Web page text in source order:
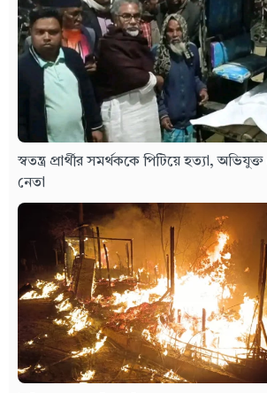
স্বতন্ত্র প্রার্থীর সমর্থককে পিটিয়ে হত্যা,
নেতা